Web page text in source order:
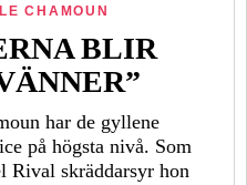
CHAMOUN
BLIR
har de gyllene
på högsta nivå. Som
Rival skräddarsyr hon